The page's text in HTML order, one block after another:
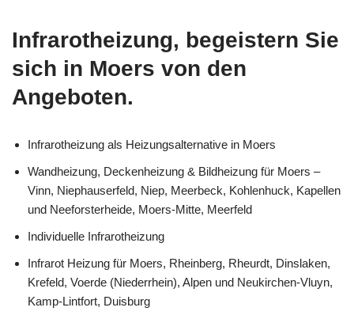
Infrarotheizung, begeistern Sie
sich in Moers von den
Angeboten.
Infrarotheizung als Heizungsalternative in Moers
Wandheizung, Deckenheizung & Bildheizung für Moers –
Vinn, Niephauserfeld, Niep, Meerbeck, Kohlenhuck, Kapellen
und Neeforsterheide, Moers-Mitte, Meerfeld
Individuelle Infrarotheizung
Infrarot Heizung für Moers, Rheinberg, Rheurdt, Dinslaken,
Krefeld, Voerde (Niederrhein), Alpen und Neukirchen-Vluyn,
Kamp-Lintfort, Duisburg